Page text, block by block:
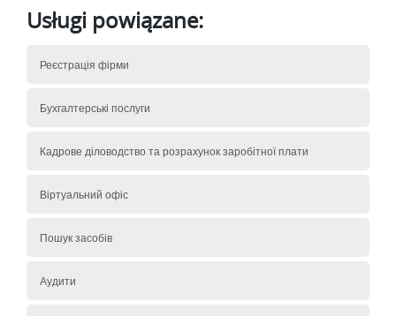
Usługi powiązane:
Реєстрація фірми
Бухгалтерські послуги
Кадрове діловодство та розрахунок заробітної плати
Віртуальний офіс
Пошук засобів
Аудити